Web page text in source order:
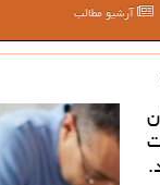
آرشیو مطالب